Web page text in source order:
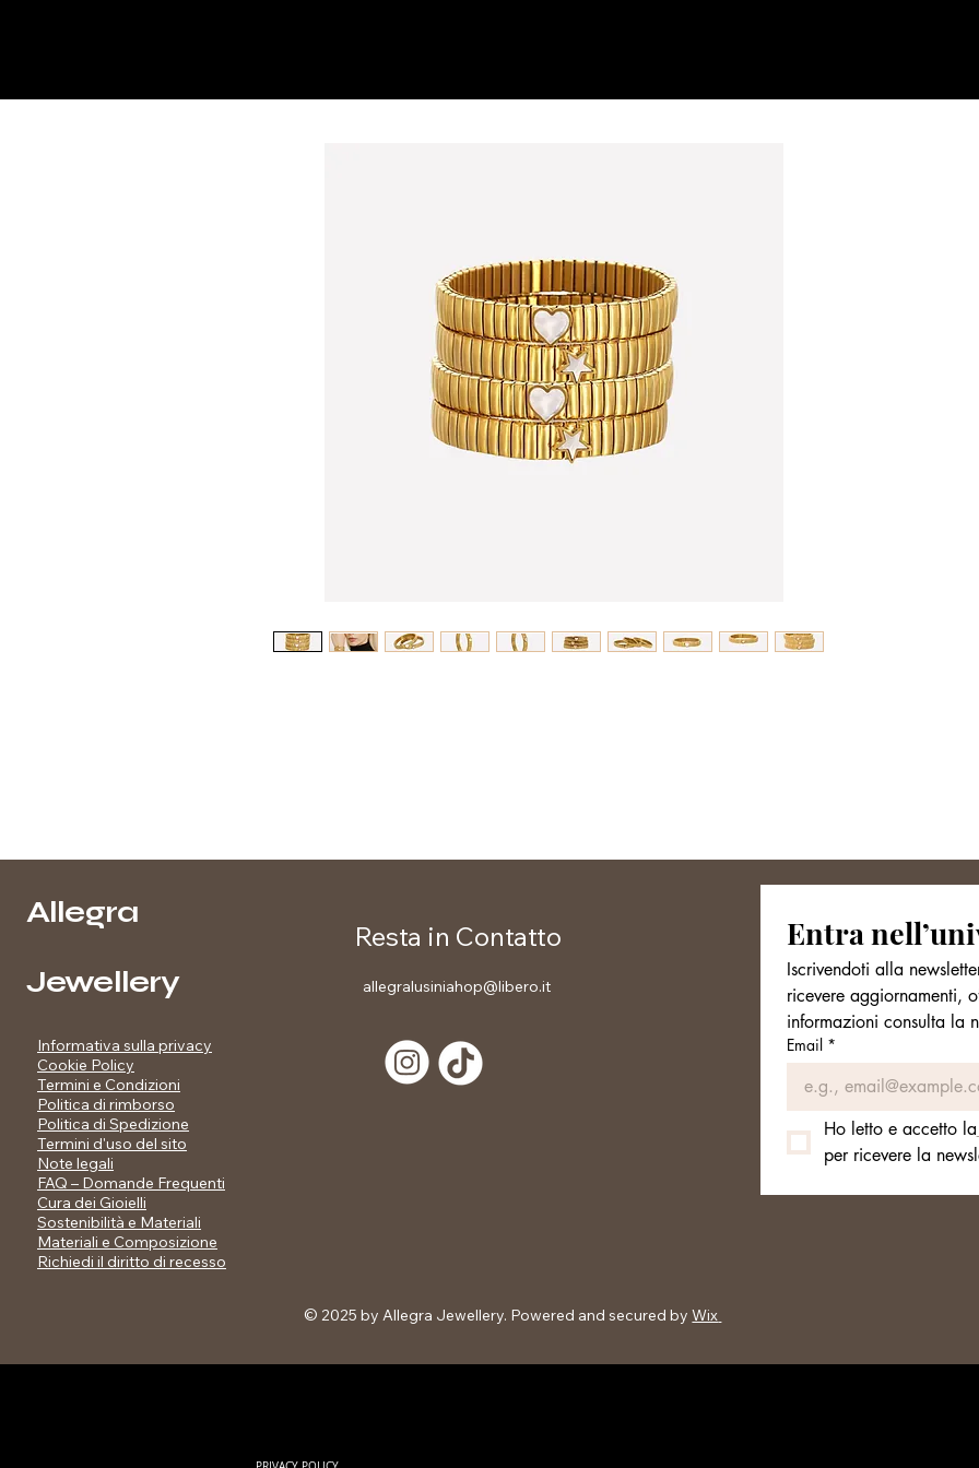
Allegra
Jewellery
Informativa sulla privacy
Cookie Policy
Termini e Condizioni
Politica di rimborso
Politica di Spedizione
Termini d'uso del sito
Note legali
FAQ – Domande Frequenti
Cura dei Gioielli
Sostenibilità e Materiali
Materiali e Composizione
Richiedi il diritto di recesso
Resta in Contatto
allegralusiniahop@libero.it
© 2025 by Allegra Jewellery. Powered and secured byWix
Entra
Iscrivendoti alla
ricevere aggiornamenti,
informazioni consulta la
Email *
Ho letto e accetto la
per ricevere la